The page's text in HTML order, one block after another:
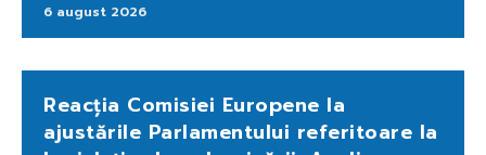
6 august 2026
Reacția Comisiei Europene la
ajustările Parlamentului referitoare la